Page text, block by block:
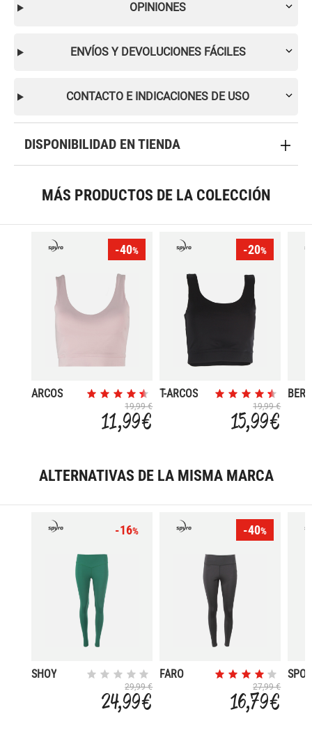
OPINIONES
ENVÍOS Y DEVOLUCIONES FÁCILES
CONTACTO E INDICACIONES DE USO
DISPONIBILIDAD EN TIENDA
MÁS PRODUCTOS DE LA COLECCIÓN
-40%
ARCOS
19,99 €
11,99 €
-20%
T-ARCOS
19,99 €
15,99 €
ALTERNATIVAS DE LA MISMA MARCA
-16%
SHOY
29,99 €
24,99 €
-40%
FARO
27,99 €
16,79 €